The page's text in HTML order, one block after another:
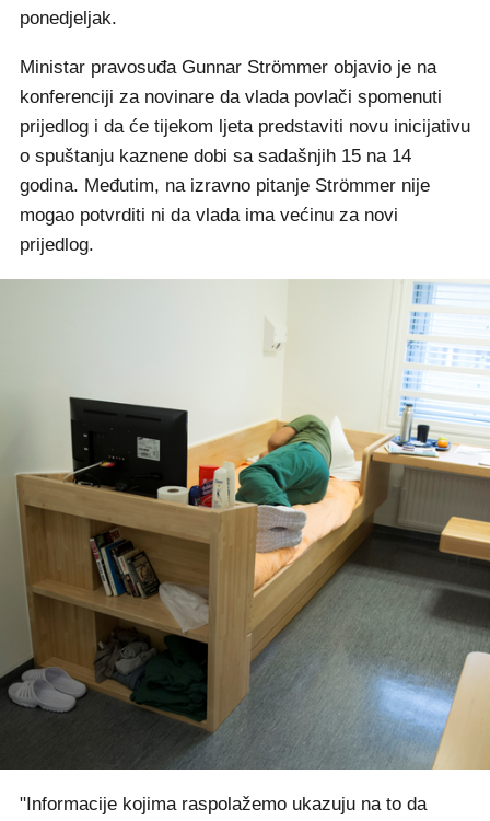
ponedjeljak.
Ministar pravosuđa Gunnar Strömmer objavio je na
konferenciji za novinare da vlada povlači spomenuti
prijedlog i da će tijekom ljeta predstaviti novu inicijativu
o spuštanju kaznene dobi sa sadašnjih 15 na 14
godina. Međutim, na izravno pitanje Strömmer nije
mogao potvrditi ni da vlada ima većinu za novi
prijedlog.
"Informacije kojima raspolažemo ukazuju na to da